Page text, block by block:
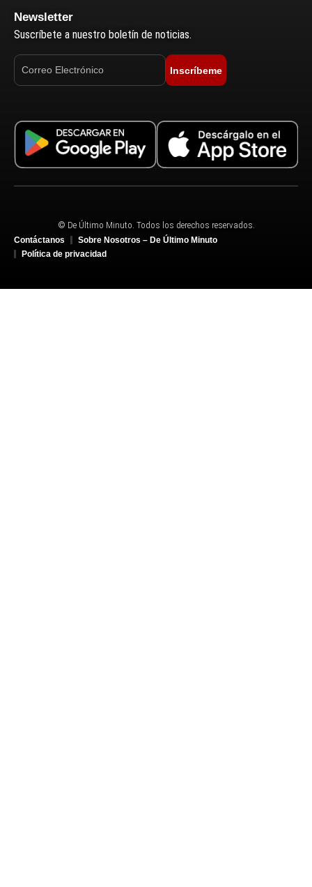
Newsletter
Suscríbete a nuestro boletín de noticias.
Inscríbeme
© De Último Minuto. Todos los derechos reservados.
Contáctanos
Sobre Nosotros – De Último Minuto
Política de privacidad